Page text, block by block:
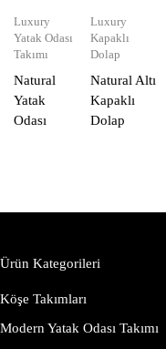
Luxury
Yatak Odası
Takımı
Natural
Yatak
Odası
Luxury
Kapaklı
Dolap
Natural Altı
Kapaklı
Dolap
Ürün Kategorileri
Köşe Takımları
Modern Yatak Odası Takımı